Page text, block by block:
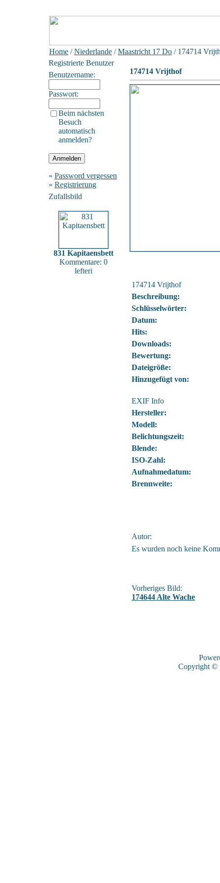
Home /Niederlande /Maastricht 17 Do / 174714
Registrierte Benutzer
Benutzername:
Passwort:
Beim nächsten
Besuch
automatisch
anmelden?
» Password vergessen
» Registrierung
Zufallsbild
831 Kapitaensbett
Kommentare: 0
lefteri
174714 Vrijthof
174714 Vrijthof
Beschreibung:
Schlüsselwörter:
Datum:
Hits:
Downloads:
Bewertung:
Dateigröße:
Hinzugefügt von:
EXIF Info
Hersteller:
Modell:
Belichtungszeit:
Blende:
ISO-Zahl:
Aufnahmedatum:
Brennweite:
Autor:
Es wurden noch keine
Vorheriges Bild:
174644 Alte Wache
Copyright ©